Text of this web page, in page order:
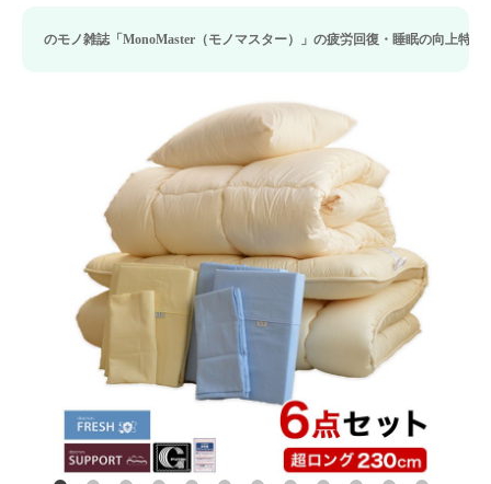
（モノマスター）」の疲労回復・睡眠の向上特集に当社のリカバリー枕カ